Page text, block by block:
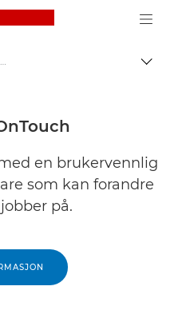
Canon Logo, back
Canon CaptureOnTouch – programvare for bedrifter
en brukervennlig
som kan forandre
på.